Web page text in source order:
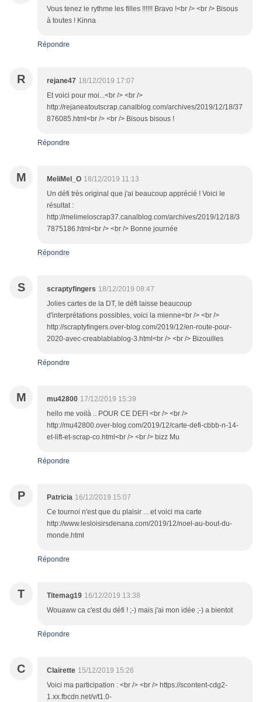
Vous tenez le rythme les filles !!!!!! Bravo !<br /> <br /> Bisous
à toutes ! Kinna
Répondre
R rejane47 18/12/2019 17:07
Et voici pour moi...<br /> <br />
http://rejaneatoutscrap.canalblog.com/archives/2019/12/18/37
876085.html<br /> <br /> Bisous bisous !
Répondre
M MeliMel_O 18/12/2019 11:13
Un défi très original que j'ai beaucoup apprécié ! Voici le
résultat :
http://melimeloscrap37.canalblog.com/archives/2019/12/18/3
7875186.html<br /> <br /> Bonne journée
Répondre
S scraptyfingers 18/12/2019 08:47
Jolies cartes de la DT, le défi laisse beaucoup
d'interprétations possibles, voici la mienne<br /> <br />
http://scraptyfingers.over-blog.com/2019/12/en-route-pour-
2020-avec-creablablablog-3.html<br /> <br /> Bizouilles
Répondre
M mu42800 17/12/2019 15:39
hello me voilà .. POUR CE DEFI <br /> <br />
http://mu42800.over-blog.com/2019/12/carte-defi-cbbb-n-14-
et-lift-et-scrap-co.html<br /> <br /> bizz Mu
Répondre
P Patricia 16/12/2019 15:07
Ce tournoi n'est que du plaisir ... et voici ma carte
http://www.lesloisirsdenana.com/2019/12/noel-au-bout-du-
monde.html
Répondre
T Titemag19 16/12/2019 13:38
Wouaww ca c'est du défi ! ;-) mais j'ai mon idée ;-) a bientot
Répondre
C Clairette 15/12/2019 15:26
Voici ma participation : <br /> <br /> https://scontent-cdg2-
1.xx.fbcdn.net/v/t1.0-